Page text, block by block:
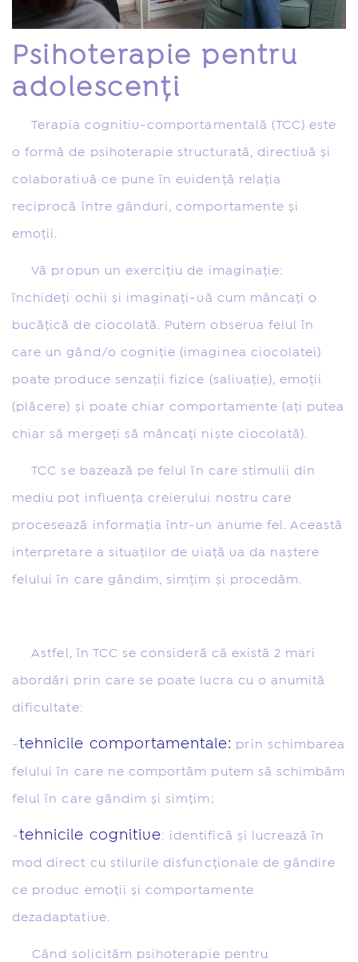
Psihoterapie pentru
adolescenți
Terapia cognitiv-comportamentală (TCC) este
o formă de psihoterapie structurată, directivă și
colaborativă ce pune în evidență relația
reciprocă între gânduri, comportamente și
emoții.
Vă propun un exercițiu de imaginație:
închideți ochii și imaginați-vă cum mâncați o
bucățică de ciocolată. Putem observa felul în
care un gând/o cogniție (imaginea ciocolatei)
poate produce senzații fizice (salivație), emoții
(plăcere) și poate chiar comportamente (ați putea
chiar să mergeți să mâncați niște ciocolată).
TCC se bazează pe felul în care stimulii din
mediu pot influența creierului nostru care
procesează informația într-un anume fel. Această
interpretare a situaților de viață va da naștere
felului în care gândim, simțim și procedăm.
Astfel, în TCC se consideră că există 2 mari
abordări prin care se poate lucra cu o anumită
dificultate:
-tehnicile comportamentale: prin schimbarea
felului în care ne comportăm putem să schimbăm
felul în care gândim și simțim;
-tehnicile cognitive: identifică și lucrează în
mod direct cu stilurile disfuncționale de gândire
ce produc emoții și comportamente
dezadaptative.
Când solicităm psihoterapie pentru